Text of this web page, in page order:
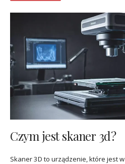
Czym jest skaner 3d?
Skaner 3D to urządzenie, które jest